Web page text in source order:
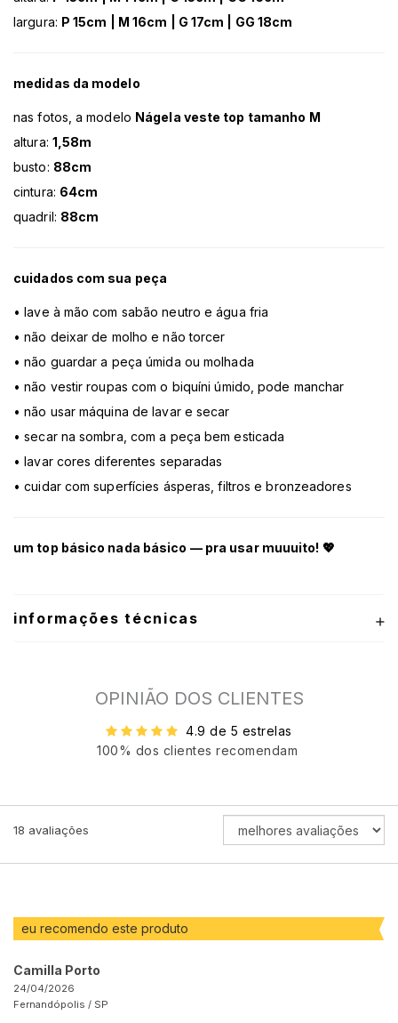
largura: P 15cm | M 16cm | G 17cm | GG 18cm
medidas da modelo
nas fotos, a modelo Nágela veste top tamanho M
altura: 1,58m
busto: 88cm
cintura: 64cm
quadril: 88cm
cuidados com sua peça
• lave à mão com sabão neutro e água fria
• não deixar de molho e não torcer
• não guardar a peça úmida ou molhada
• não vestir roupas com o biquíni úmido, pode manchar
• não usar máquina de lavar e secar
• secar na sombra, com a peça bem esticada
• lavar cores diferentes separadas
• cuidar com superfícies ásperas, filtros e bronzeadores
um top básico nada básico — pra usar muuuito! 💖
informações técnicas
OPINIÃO DOS CLIENTES
4.9 de 5 estrelas
100% dos clientes recomendam
18 avaliações
ORDENAR
AVALIAÇÕES
eu recomendo este produto
Camilla Porto
24/04/2026
Fernandópolis / SP